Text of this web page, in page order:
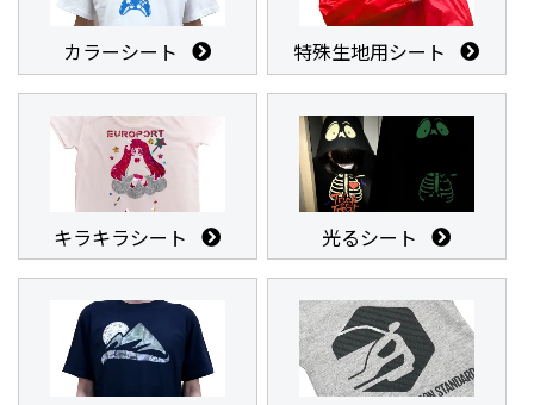
カラーシート 特殊生地用シート
キラキラシート 光るシート